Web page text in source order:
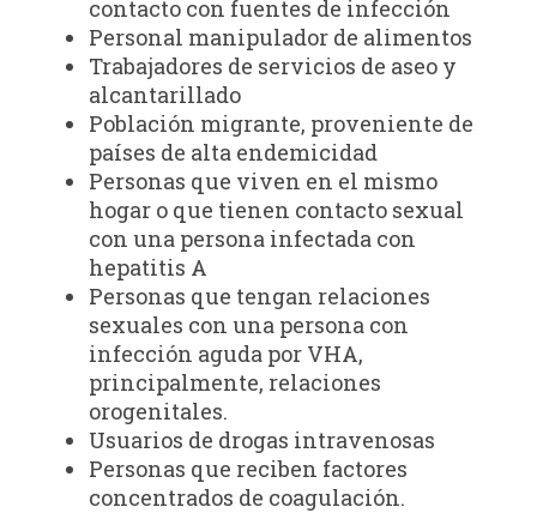
contacto con fuentes de infección
Personal manipulador de alimentos
Trabajadores de servicios de aseo y
alcantarillado
Población migrante, proveniente de
países de alta endemicidad
Personas que viven en el mismo
hogar o que tienen contacto sexual
con una persona infectada con
hepatitis A
Personas que tengan relaciones
sexuales con una persona con
infección aguda por VHA,
principalmente, relaciones
orogenitales.
Usuarios de drogas intravenosas
Personas que reciben factores
concentrados de coagulación.